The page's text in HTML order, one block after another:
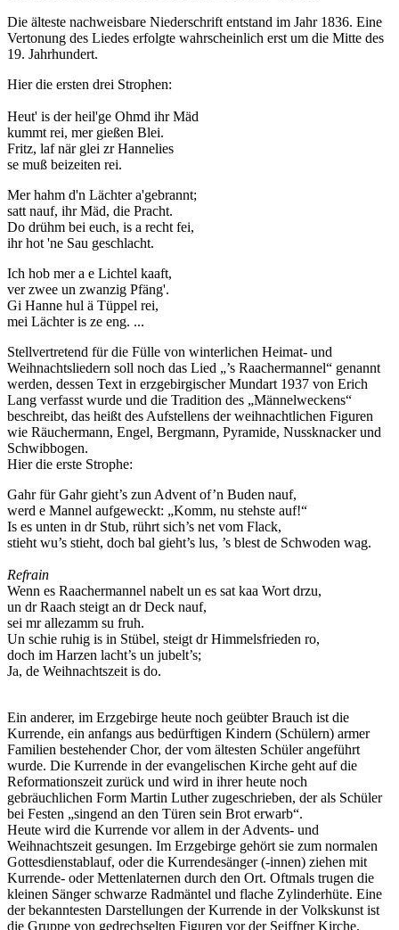
Die älteste nachweisbare Niederschrift entstand im Jahr 1836. Eine
Vertonung des Liedes erfolgte wahrscheinlich erst um die Mitte des
19. Jahrhundert.
Hier die ersten drei Strophen:
Heut' is der heil'ge Ohmd ihr Mäd
kummt rei, mer gießen Blei.
Fritz, laf när glei zr Hannelies
se muß beizeiten rei.
Mer hahm d'n Lächter a'gebrannt;
satt nauf, ihr Mäd, die Pracht.
Do drühm bei euch, is a recht fei,
ihr hot 'ne Sau geschlacht.
Ich hob mer a e Lichtel kaaft,
ver zwee un zwanzig Pfäng'.
Gi Hanne hul ä Tüppel rei,
mei Lächter is ze eng. ...
Stellvertretend für die Fülle von winterlichen Heimat- und
Weihnachtsliedern soll noch das Lied „’s Raachermannel“ genannt
werden, dessen Text in erzgebirgischer Mundart 1937 von Erich
Lang verfasst wurde und die Tradition des „Männelweckens“
beschreibt, das heißt des Aufstellens der weihnachtlichen Figuren
wie Räuchermann, Engel, Bergmann, Pyramide, Nussknacker und
Schwibbogen.
Hier die erste Strophe:
Gahr für Gahr gieht’s zun Advent of’n Buden nauf,
werd e Mannel aufgeweckt: „Komm, nu stehste auf!“
Is es unten in dr Stub, rührt sich’s net vom Flack,
stieht wu’s stieht, doch bal gieht’s lus, ’s blest de Schwoden wag.
Refrain
Wenn es Raachermannel nabelt un es sat kaa Wort drzu,
un dr Raach steigt an dr Deck nauf,
sei mr allezamm su fruh.
Un schie ruhig is in Stübel, steigt dr Himmelsfrieden ro,
doch im Harzen lacht’s un jubelt’s;
Ja, de Weihnachtszeit is do.
Ein anderer, im Erzgebirge heute noch geübter Brauch ist die
Kurrende, ein anfangs aus bedürftigen Kindern (Schülern) armer
Familien bestehender Chor, der vom ältesten Schüler angeführt
wurde. Die Kurrende in der evangelischen Kirche geht auf die
Reformationszeit zurück und wird in ihrer heute noch
gebräuchlichen Form Martin Luther zugeschrieben, der als Schüler
bei Festen „singend an den Türen sein Brot erwarb“.
Heute wird die Kurrende vor allem in der Advents- und
Weihnachtszeit gesungen. Im Erzgebirge gehört sie zum normalen
Gottesdienstablauf, oder die Kurrendesänger (-innen) ziehen mit
Kurrende- oder Mettenlaternen durch den Ort. Oftmals trugen die
kleinen Sänger schwarze Radmäntel und flache Zylinderhüte. Eine
der bekanntesten Darstellungen der Kurrende in der Volkskunst ist
die Gruppe von gedrechselten Figuren vor der Seiffner Kirche.